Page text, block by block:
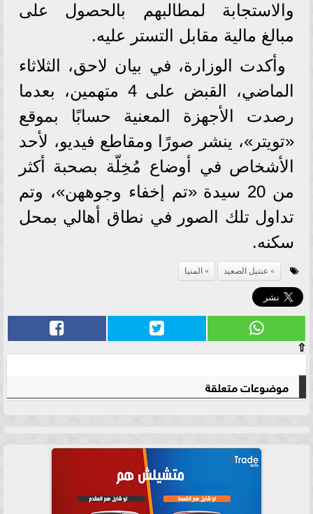
والاستجابة لمطالبهم بالحصول على
مبالغ مالية مقابل التستر عليه.
وأكدت الوزارة، في بيان لاحق، الثلاثاء
الماضي، القبض على 4 متهمين، بعدما
رصدت الأجهزة المعنية حسابًا بموقع
«تويتر»، ينشر صورًا ومقاطع فيديو، لأحد
الأشخاص في أوضاع مُخِلّة بصحبة أكثر
من 20 سيدة «تم إخفاء وجوههن»، وتم
تداول تلك الصور في نطاق أهالي بمحل
سكنه.
عنتيل الصعيد المنيا
⇧
موضوعات متعلقة